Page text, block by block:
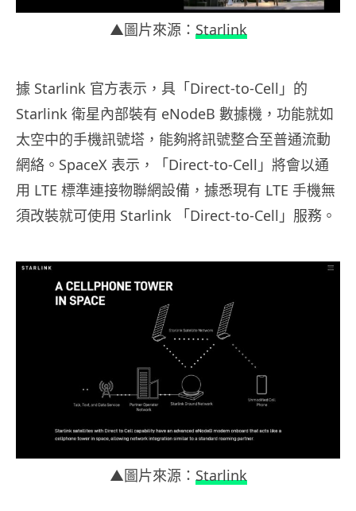
▲圖片來源： Starlink
據 Starlink 官方表示，具「Direct-to-Cell」的
Starlink 衛星內部裝有 eNodeB 數據機，功能就如
太空中的手機訊號塔，能夠將訊號整合至普通流動
網絡。SpaceX 表示，「Direct-to-Cell」將會以通
用 LTE 標準連接物聯網設備，據悉現有 LTE 手機無
須改裝就可使用 Starlink 「Direct-to-Cell」服務。
▲圖片來源： Starlink